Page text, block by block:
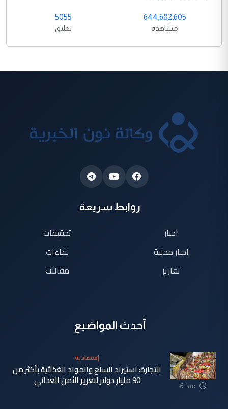
644,682,605
مشاهدة
5055
تعليق
روابط سريعة
اخبار
اخبار محلية
تقارير
تحقيقات
لقاءات
مقالات
أحدث المواضيع
منذ 6
إقتصادية
التجارة: استيراد السلع والمواد الغذائية بأكثر من
90 مليار دولار لتعزيز الأمن الغذائي